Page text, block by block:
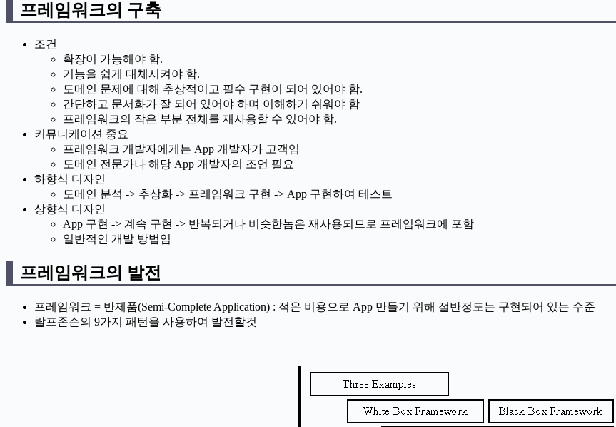
프레임워크의 구축
조건
확장이 가능해야 함.
기능을 쉽게 대체시켜야 함.
도메인 문제에 대해 추상적이고 필수 구현이 되어 있어야 함.
간단하고 문서화가 잘 되어 있어야 하며 이해하기 쉬워야 함
프레임워크의 작은 부분 전체를 재사용할 수 있어야 함.
커뮤니케이션 중요
프레임워크 개발자에게는 App 개발자가 고객임
도메인 전문가나 해당 App 개발자의 조언 필요
하향식 디자인
도메인 분석 -> 추상화 -> 프레임워크 구현 -> App 구현하여 테스트
상향식 디자인
App 구현 -> 계속 구현 -> 반복되거나 비슷한놈은 재사용되므로 프레임워크에 포함
일반적인 개발 방법임
프레임워크의 발전
프레임워크 = 반제품(Semi-Complete Application) : 적은 비용으로 App 만들기 위해 절반정도는 구현되어 있는 수준
랄프존슨의 9가지 패턴을 사용하여 발전할것